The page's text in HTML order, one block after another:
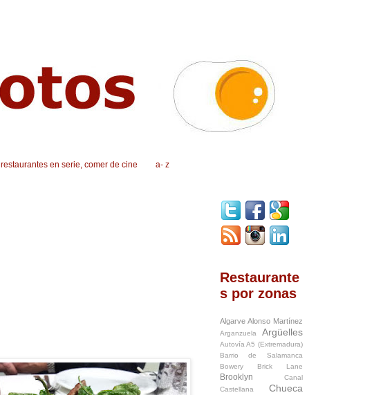
restaurantes en serie, comer de cine a- z
Restaurante
s por zonas
Algarve Alonso Martínez
Arganzuela Argüelles
Autovía A5 (Extremadura)
Barrio de Salamanca
Bowery
Brick Lane
Brooklyn
Canal
Castellana
Chueca